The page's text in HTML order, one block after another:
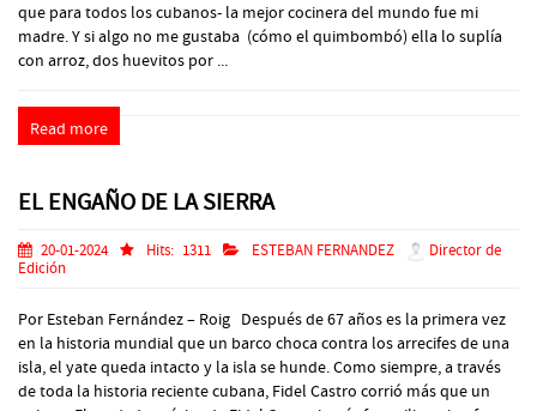
que para todos los cubanos- la mejor cocinera del mundo fue mi
madre. Y si algo no me gustaba (cómo el quimbombó) ella lo suplía
con arroz, dos huevitos por ...
Read more
EL ENGAÑO DE LA SIERRA
20-01-2024 Hits: 1311 ESTEBAN FERNANDEZ
Director de
Edición
Por Esteban Fernández – Roig Después de 67 años es la primera vez
en la historia mundial que un barco choca contra los arrecifes de una
isla, el yate queda intacto y la isla se hunde. Como siempre, a través
de toda la historia reciente cubana, Fidel Castro corrió más que un